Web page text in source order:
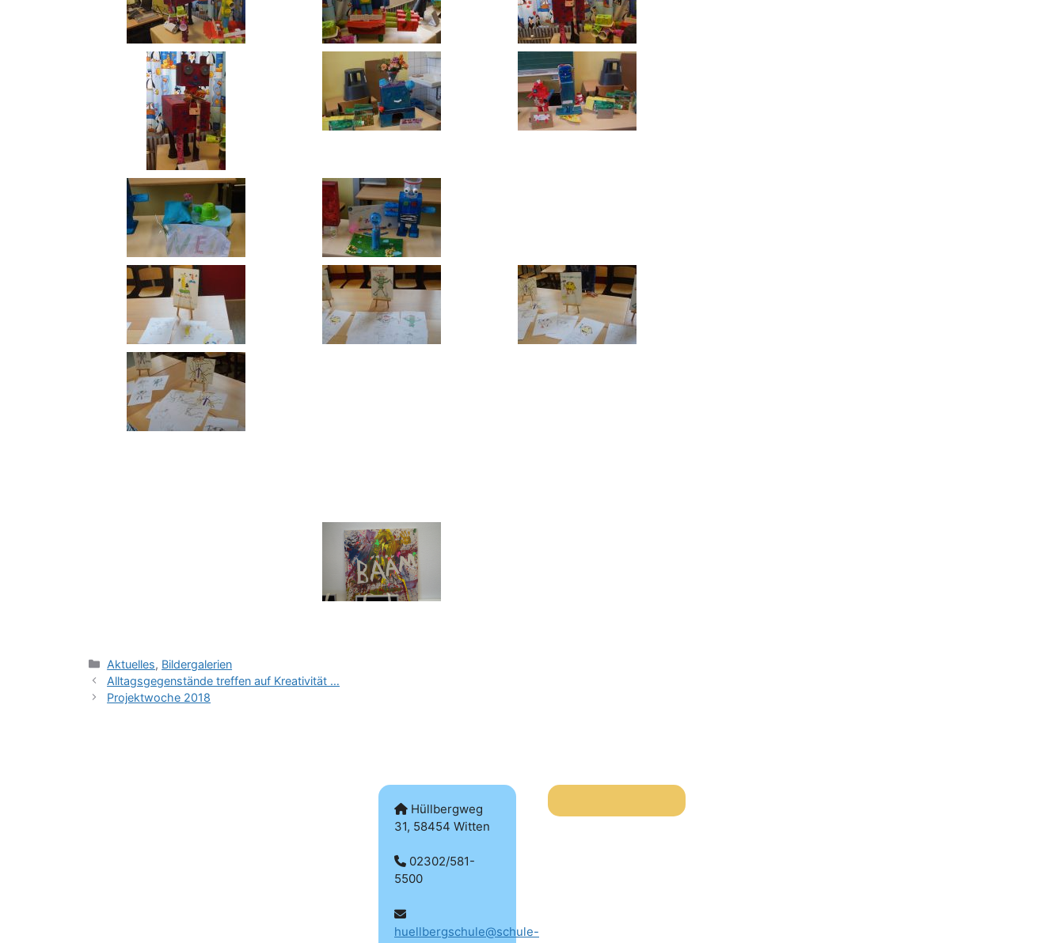
Kategorien
Aktuelles, Bildergalerien
Alltagsgegenstände treffen auf Kreativität …
Projektwoche 2018
Hüllbergweg
31, 58454 Witten
02302/581-
5500
huellbergschule@schule-